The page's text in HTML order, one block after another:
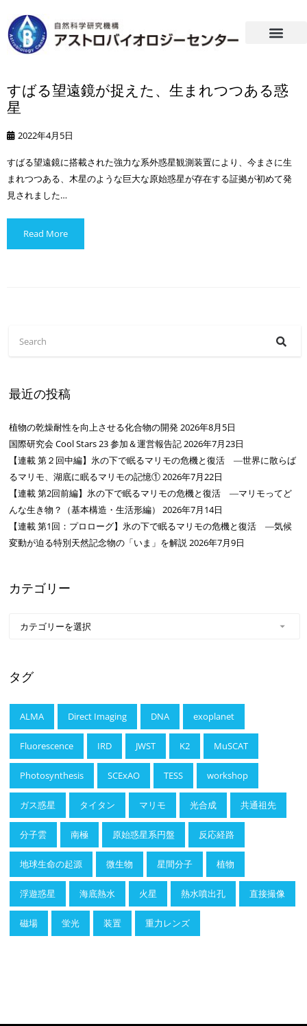
すばる望遠鏡が捉えた、生まれつつある惑
星
2022年4月5日
すばる望遠鏡に搭載された強力な系外惑星観測装置により、今まさに生
まれつつある、木星のような巨大な原始惑星が存在する証拠が初めて発
見されました…
Read More
最近の投稿
植物の乾燥耐性を向上させる化合物の開発2026年8月5日
国際研究会 Cool Stars 23 参加＆運営報告記2026年7月23日
【連載 第２回中編】氷の下で眠るマリモの危機と復活 ―世界に散らば
るマリモ、湖底に眠るマリモの記憶①2026年7月22日
【連載 第2回前編】氷の下で眠るマリモの危機と復活 ―マリモってど
んな生き物？（基本構造・生活形編）
2026年7月14日
【連載 第1回：プロローグ】氷の下で眠るマリモの危機と復活 ―気候
変動が迫る特別天然記念物の「いま」を解説2026年7月9日
カテゴリー
タグ
ALMA Direct Imaging DNA exoplanet
Fluorescence IRD JWST K2 MuSCAT
Photosynthesis SCExAO TESS workshop
ガス惑星 タイタン マリモ 光合成 共通祖先
分子雲 南極 原始惑星系円盤 反応経路
地球生命の起源 微生物 星間分子 植物
浮遊惑星 海底熱水 火星 熱水噴出孔 直接撮像
磁場 蛍光 装置 重力レンズ